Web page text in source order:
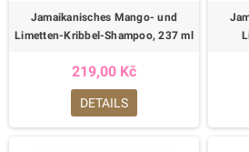
Jamaikanisches Mango- und
Limetten-Kribbel-Shampoo, 237 ml
219,00 Kč
DETAILS